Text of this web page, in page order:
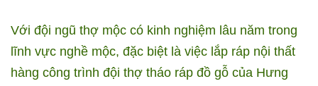
Với đội ngũ thợ mộc có kinh nghiệm lâu năm trong
lĩnh vực nghề mộc, đặc biệt là việc lắp ráp nội thất
hàng công trình đội thợ tháo ráp đồ gỗ của Hưng